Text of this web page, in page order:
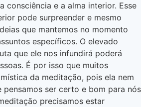
consciência e a alma interior. Esse
pode surpreender e mesmo
que mantemos no momento
específicos. O elevado
que ele nos infundirá poderá
É por isso que muitos
da meditação, pois ela nem
pensamos ser certo e bom para nós
precisamos estar